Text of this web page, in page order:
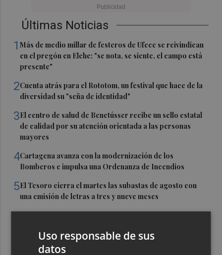
Últimas Noticias
1Más de medio millar de festeros de Ufece se reivindican
en el pregón en Elche: "se nota, se siente, el campo está
presente"
2Cuenta atrás para el Rototom, un festival que hace de la
diversidad su "seña de identidad"
3El centro de salud de Benetússer recibe un sello estatal
de calidad por su atención orientada a las personas
mayores
4Cartagena avanza con la modernización de los
Bomberos e impulsa una Ordenanza de Incendios
5El Tesoro cierra el martes las subastas de agosto con
una emisión de letras a tres y nueve meses
Uso responsable de sus
datos